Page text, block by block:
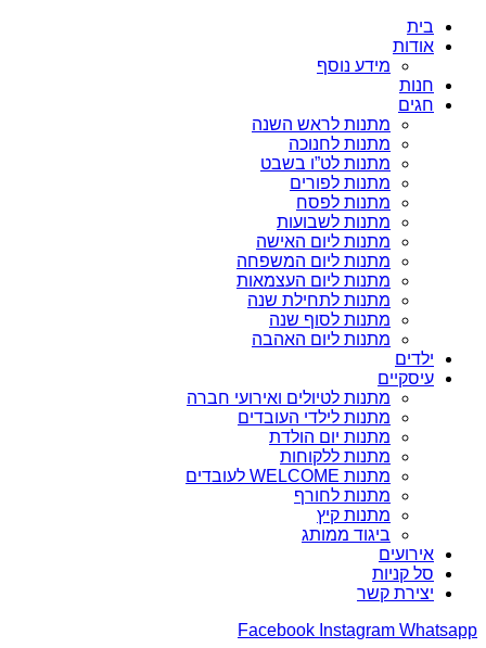
בית
אודות
מידע נוסף
חנות
חגים
מתנות לראש השנה
מתנות לחנוכה
מתנות לט”ו בשבט
מתנות לפורים
מתנות לפסח
מתנות לשבועות
מתנות ליום האישה
מתנות ליום המשפחה
מתנות ליום העצמאות
מתנות לתחילת שנה
מתנות לסוף שנה
מתנות ליום האהבה
ילדים
עיסקיים
מתנות לטיולים ואירועי חברה
מתנות לילדי העובדים
מתנות יום הולדת
מתנות ללקוחות
מתנות WELCOME לעובדים
מתנות לחורף
מתנות קיץ
ביגוד ממותג
אירועים
סל קניות
יצירת קשר
Facebook Instagram Whatsapp